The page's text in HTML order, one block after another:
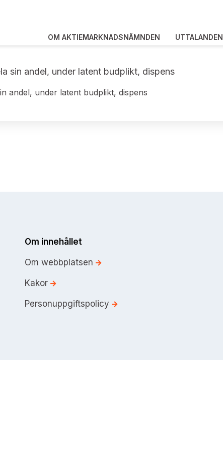
OM AKTIEMARKNADSNÄMNDEN UTTALANDEN
sin andel, under latent budplikt, dispens
andel, under latent budplikt, dispens
Om innehållet
Om webbplatsen
Kakor
Personuppgiftspolicy